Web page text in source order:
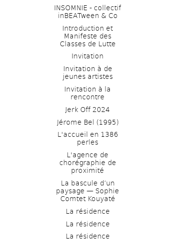
INSOMNIE - collectif
inBEATween & Co
Introduction et
Manifeste des
Classes de Lutte
Invitation
Invitation à de
jeunes artistes
Invitation à la
rencontre
Jerk Off 2024
Jérome Bel (1995)
L'accueil en 1386
perles
L'agence de
chorégraphie de
proximité
La bascule d’un
paysage — Sophie
Comtet Kouyaté
La résidence
La résidence
La résidence